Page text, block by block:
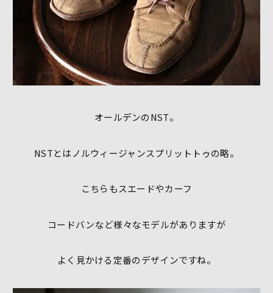
オールデンのNST。
NSTとはノルウィージャンスプリットトゥの略。
こちらもスエードやカーフ
コードバンなど様々なモデルがありますが
よく見かける定番のデザインですね。